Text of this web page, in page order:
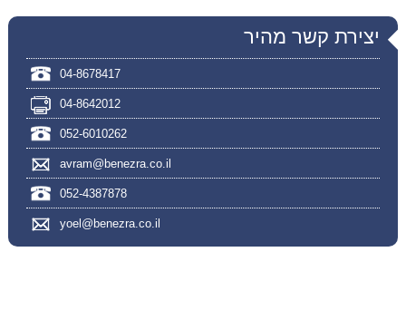
יצירת קשר מהיר
04-8678417
04-8642012
052-6010262
avram@benezra.co.il
052-4387878
yoel@benezra.co.il